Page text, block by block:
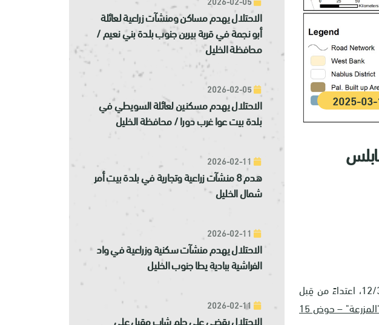
2025-
شهدت قرية جالود، الواقعة إلى الجنوب من مدينة نابلس، ظهر يوم الأربعاء الموافق 12/3/2025، اعتداءً من قِبل
حيث استهدفوا منطقة "المزرعة" – حوض 15
الاحتلال يهدم مساكن ومنشآت زراعية لعائلة
أبو نجمة في قرية بيرين جنوب بلدة بني نعيم /
محافظة الخليل
الاحتلال يهدم مسكنين لعائلة السويطي في
بلدة بيت عوا غرب دورا / محافظة الخليل
هدم 8 منشآت زراعية وتجارية في بلدة بيت أمر
شمال الخليل
الاحتلال يهدم منشآت سكنية وزراعية في واد
الفراشية ببادية يطا جنوب الخليل
الاحتلال يقضي على حلم شاب مقبل على